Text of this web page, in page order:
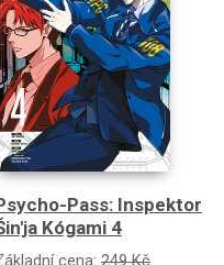
Pass: Inspektor
Kógami 4
cena: 249 Kč